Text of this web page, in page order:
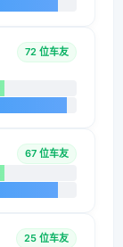
72 位车友
67 位车友
25 位车友